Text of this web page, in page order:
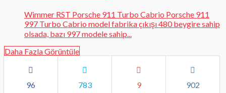
Wimmer RST Porsche 911 Turbo Cabrio Porsche 911
997 Turbo Cabrio model fabrika çıkışı 480 beygire sahip
olsada, bazı 997 modele sahip...
Daha Fazla Görüntüle
96
783
9
902